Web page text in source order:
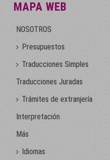
MAPA WEB
NOSOTROS
Presupuestos
Traducciones Simples
Traducciones Juradas
Trámites de extranjería
Interpretación
Más
Idiomas